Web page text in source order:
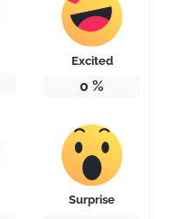
Excited
0 %
Surprise